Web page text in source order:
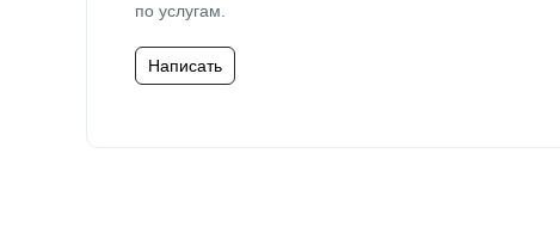
по услугам.
Написать